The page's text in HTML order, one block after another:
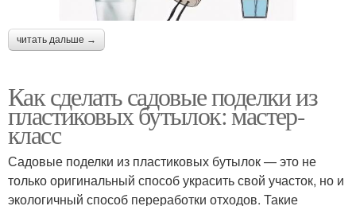
читать дальше →
Как сделать садовые поделки из
пластиковых бутылок: мастер-
класс
Садовые поделки из пластиковых бутылок — это не
только оригинальный способ украсить свой участок, но и
экологичный способ переработки отходов. Такие